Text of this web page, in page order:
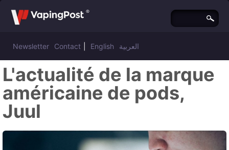
Newsletter Contact English العربية
L'actualité de la marque
américaine de pods,
Juul